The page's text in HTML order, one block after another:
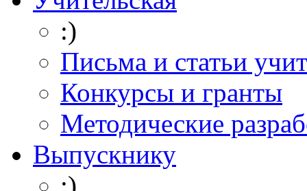
:)
Письма и статьи
Конкурсы и гранты
Методические
Выпускнику
:)